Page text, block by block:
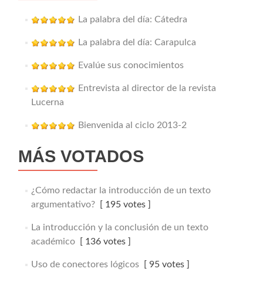
La palabra del día: Cátedra
La palabra del día: Carapulca
Evalúe sus conocimientos
Entrevista al director de la revista
Lucerna
Bienvenida al ciclo 2013-2
MÁS VOTADOS
¿Cómo redactar la introducción de un texto
argumentativo?[ 195 votes ]
La introducción y la conclusión de un texto
académico[ 136 votes ]
Uso de conectores lógicos[ 95 votes ]